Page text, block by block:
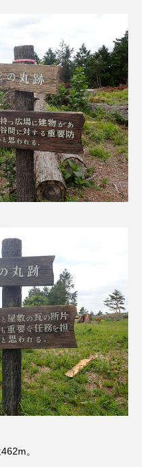
うされますか
りCafe‐Nanana no Moe
こうにあなたがいる
シネマ
て のん
！ ばらぐみ
ふくし情報
ふつうの子ども
爆笑肉トーク！
ラジオ！
みるくっ子通信
。